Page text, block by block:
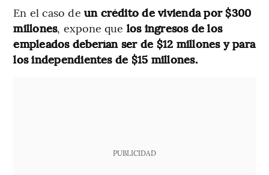
En el caso de un crédito de vivienda por $300
millones, expone que los ingresos de los
empleados deberían ser de $12 millones y para
los independientes de $15 millones.
PUBLICIDAD